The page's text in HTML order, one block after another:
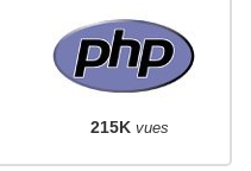
215K vues